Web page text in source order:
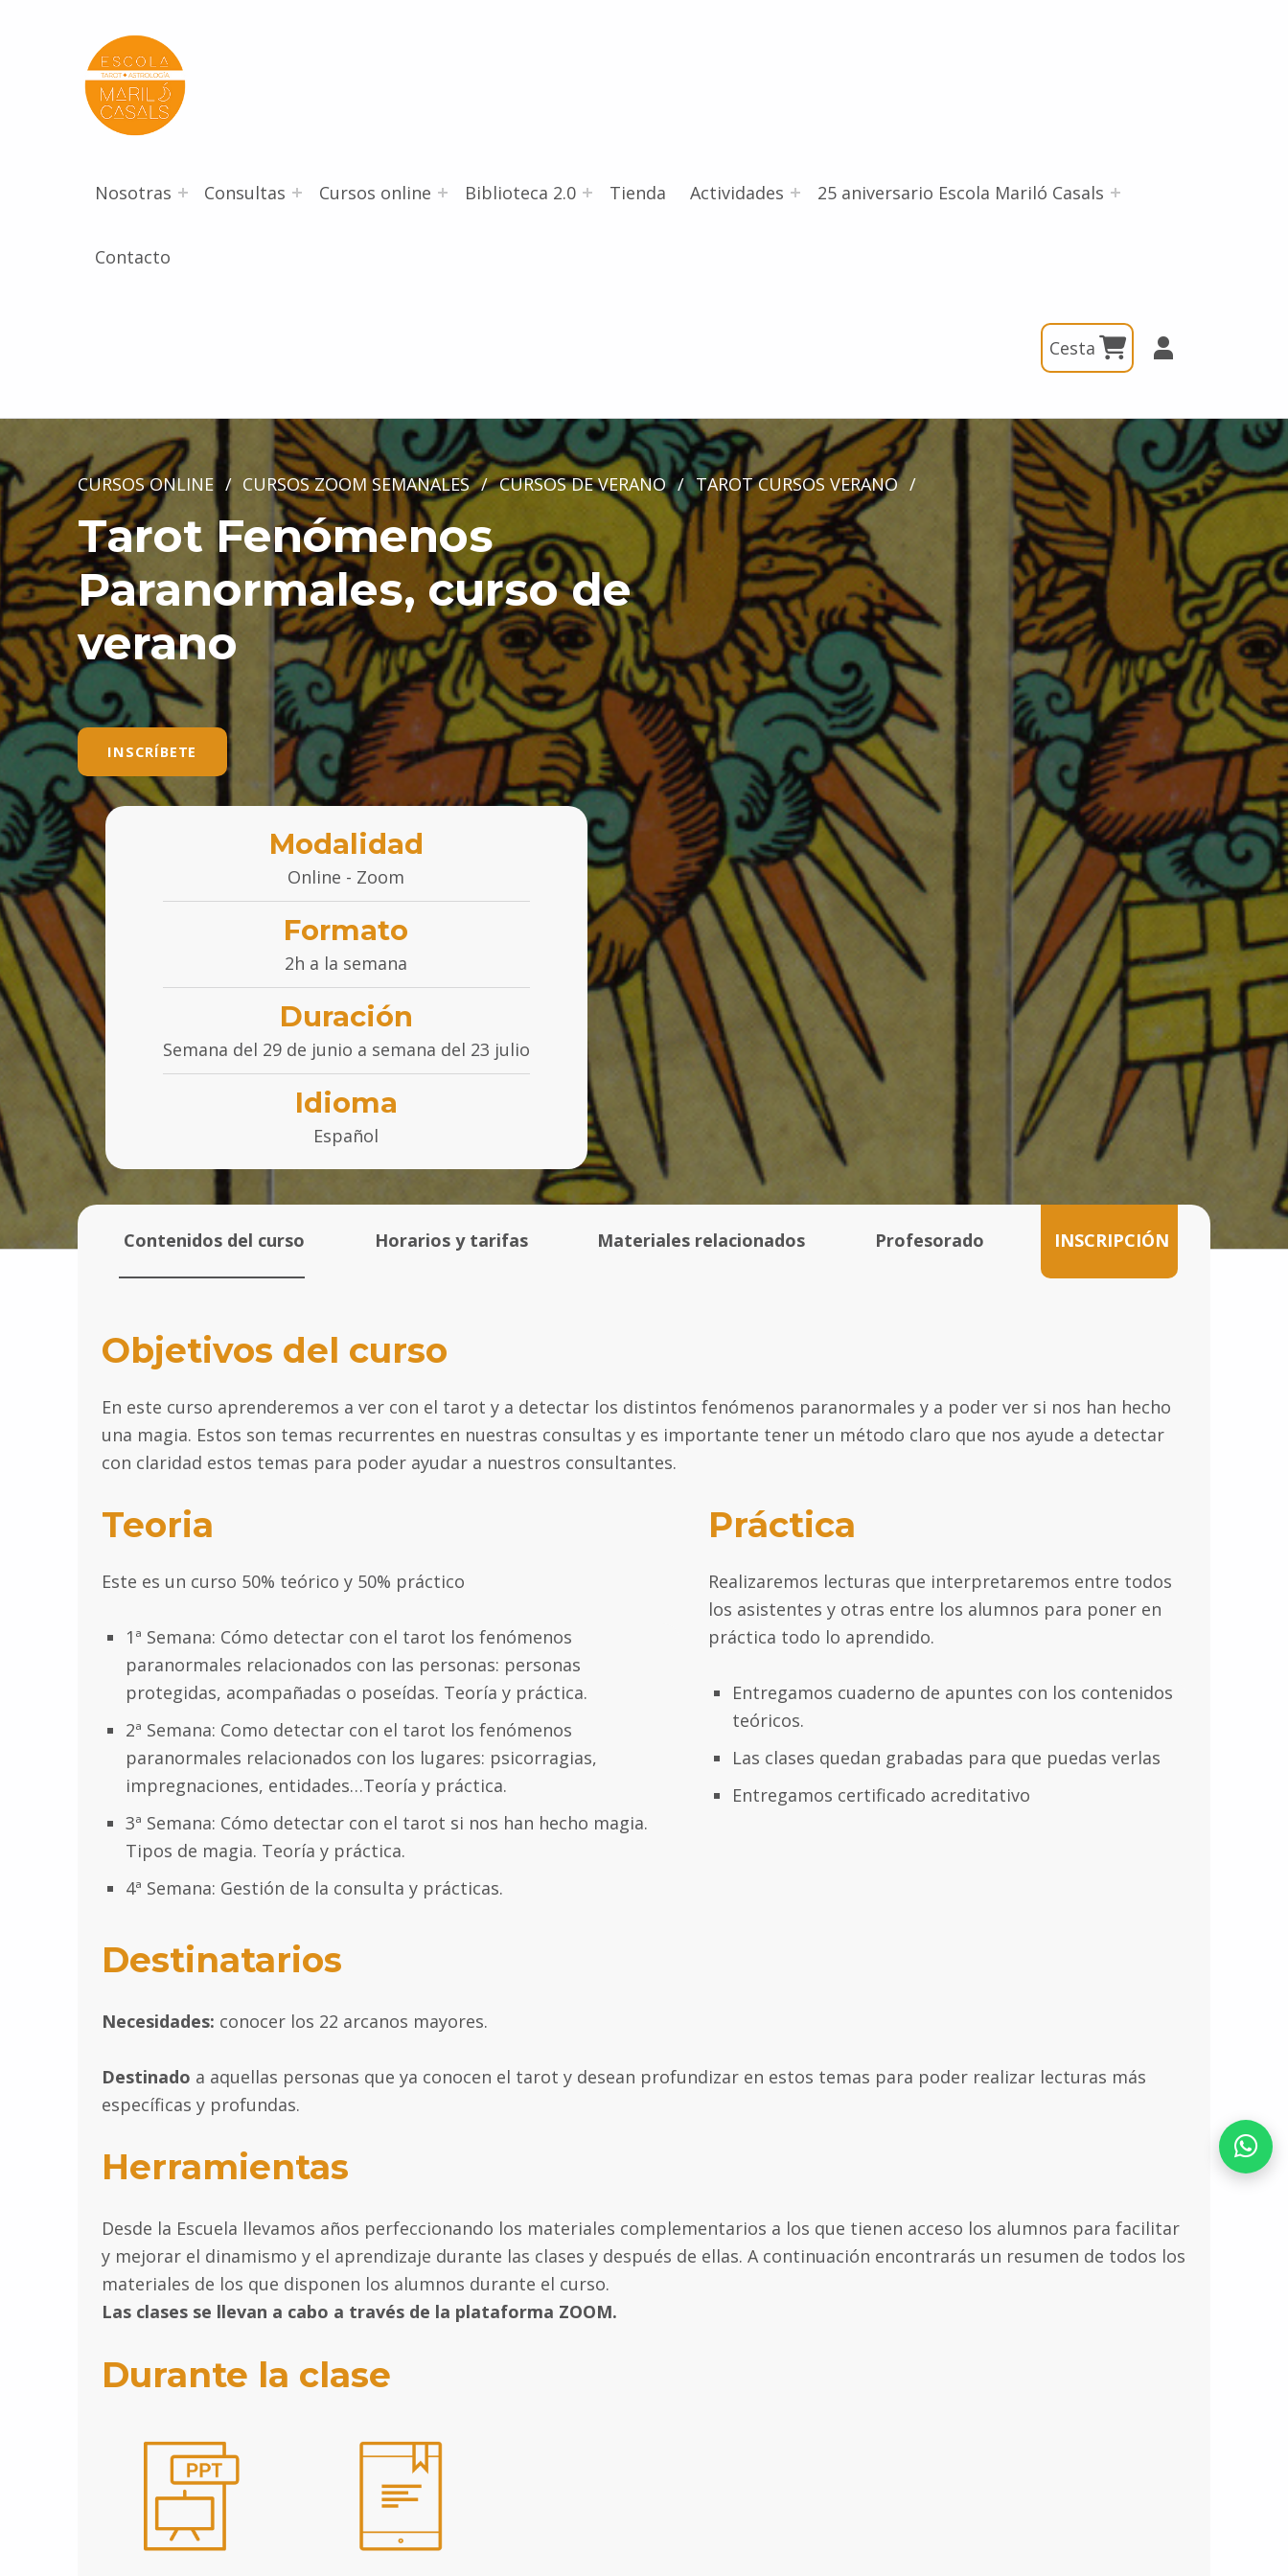
Nosotras Consultas Cursos online Biblioteca 2.0 Tienda Actividades 25 aniversario Escola Mariló Casals
Contacto
Cesta
CURSOS ONLINE / CURSOS ZOOM SEMANALES / CURSOS DE VERANO / TAROT CURSOS VERANO /
Tarot Fenómenos
Paranormales, curso de
verano
INSCRÍBETE
Modalidad
Online - Zoom
Formato
2h a la semana
Duración
Semana del 29 de junio a semana del 23 julio
Idioma
Español
Contenidos del curso Horarios y tarifas Materiales relacionados Profesorado INSCRIPCIÓN
Objetivos del curso
En este curso aprenderemos a ver con el tarot y a detectar los distintos fenómenos paranormales y a poder ver si nos han hecho
una magia. Estos son temas recurrentes en nuestras consultas y es importante tener un método claro que nos ayude a detectar
con claridad estos temas para poder ayudar a nuestros consultantes.
Teoria
Este es un curso 50% teórico y 50% práctico
1ª Semana: Cómo detectar con el tarot los fenómenos
paranormales relacionados con las personas: personas
protegidas, acompañadas o poseídas. Teoría y práctica.
2ª Semana: Como detectar con el tarot los fenómenos
paranormales relacionados con los lugares: psicorragias,
impregnaciones, entidades…Teoría y práctica.
3ª Semana: Cómo detectar con el tarot si nos han hecho magia.
Tipos de magia. Teoría y práctica.
4ª Semana: Gestión de la consulta y prácticas.
Práctica
Realizaremos lecturas que interpretaremos entre todos
los asistentes y otras entre los alumnos para poner en
práctica todo lo aprendido.
Entregamos cuaderno de apuntes con los contenidos
teóricos.
Las clases quedan grabadas para que puedas verlas
Entregamos certificado acreditativo
Destinatarios
Necesidades: conocer los 22 arcanos mayores.
Destinado a aquellas personas que ya conocen el tarot y desean profundizar en estos temas para poder realizar lecturas más
específicas y profundas.
Herramientas
Desde la Escuela llevamos años perfeccionando los materiales complementarios a los que tienen acceso los alumnos para facilitar
y mejorar el dinamismo y el aprendizaje durante las clases y después de ellas. A continuación encontrarás un resumen de todos los
materiales de los que disponen los alumnos durante el curso.
Las clases se llevan a cabo a través de la plataforma ZOOM.
Durante la clase